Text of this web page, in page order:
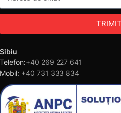
Sibiu
Telefon:+40 269 227 641
Mobil: +40 731 333 834